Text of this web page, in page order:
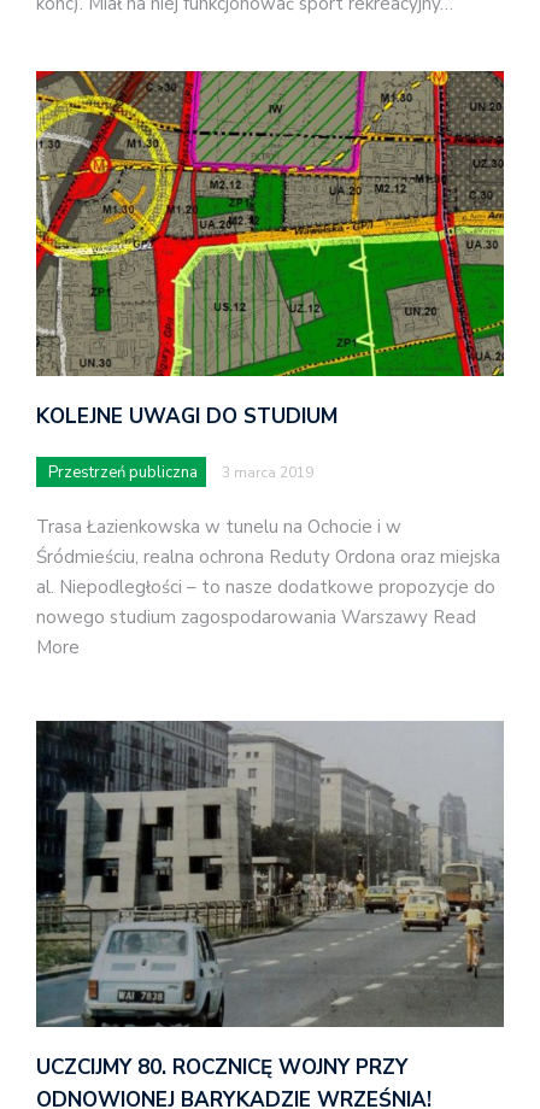
KOLEJNE UWAGI DO STUDIUM
Przestrzeń publiczna 3 marca 2019
Trasa Łazienkowska w tunelu na Ochocie i w
Śródmieściu, realna ochrona Reduty Ordona oraz miejska
al. Niepodległości – to nasze dodatkowe propozycje do
nowego studium zagospodarowania Warszawy Read
More
UCZCIJMY 80. ROCZNICĘ WOJNY PRZY
ODNOWIONEJ BARYKADZIE WRZEŚNIA!